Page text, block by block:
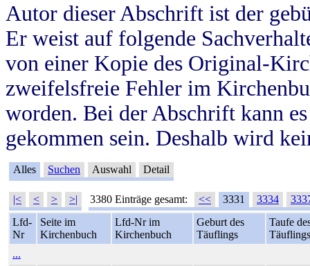
Autor dieser Abschrift ist der
Er weist auf folgende
von einer Kopie des Original-
zweifelsfreie Fehler im
worden. Bei der Abschrift kann
gekommen sein. Deshalb wird
Alles Suchen Auswahl Detail
|< < > >| 3380 Einträge gesamt: << 3331 3334
Lfd-
Nr
Seite im
Kirchenbuch
Lfd-Nr im
Kirchenbuch
Geburt des
Täuflings
Taufe
Täuflings
...